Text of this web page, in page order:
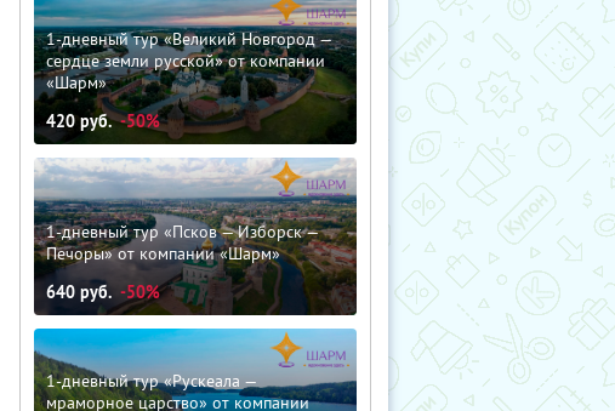
1-дневный тур «Великий Новгород —
сердце земли русской» от компании
«Шарм»
420 руб. -50%
1-дневный тур «Псков — Изборск —
Печоры» от компании «Шарм»
640 руб. -50%
1-дневный тур «Рускеала —
мраморное царство» от компании